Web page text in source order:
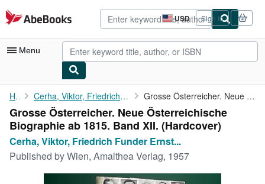
Skip to main content
AbeBooks.com USD
Site
shopping
preferences
Sign in
Menu
My Account
My Purchases
Advanced Search
Browse Collections
Home Cerha, Viktor, Friedrich Funder Ernst Haeusserman u. a.: Grosse Österreicher. Neue Österreichische Biographie ab 1815. ...
Grosse Österreicher. Neue Österreichische
Biographie ab 1815. Band XII. (Hardcover)
Cerha, Viktor, Friedrich Funder Ernst...
Published byWien, Amalthea Verlag, 1957